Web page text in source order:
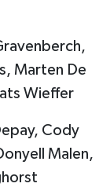
Marten De
Wieffer
Cody
Malen,